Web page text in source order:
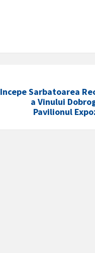
Incepe Sarbatoarea
a Vinului
Pavilionul